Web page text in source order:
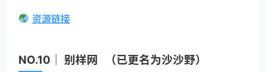
资源链接
NO.10｜ 别样网 （已更名为沙沙野）